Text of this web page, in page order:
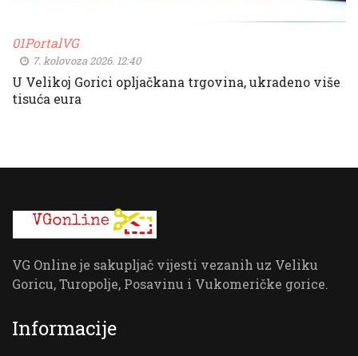
01PortalVG
7. kolovoza 2026. 12:40
U Velikoj Gorici opljačkana trgovina, ukradeno više
tisuća eura
VG Online je sakupljač vijesti vezanih uz Veliku
Goricu, Turopolje, Posavinu i Vukomeričke gorice.
Informacije